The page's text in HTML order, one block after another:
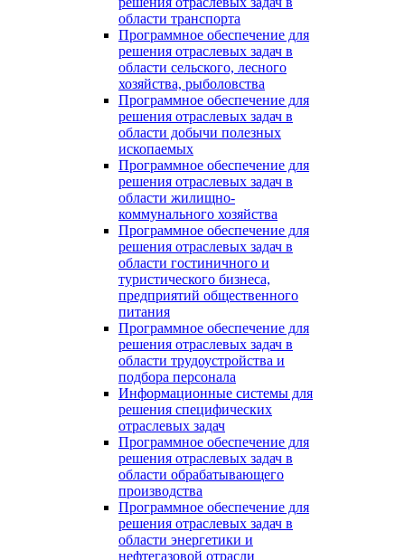
области транспорта
Программное обеспечение для
решения отраслевых задач в
области сельского, лесного
хозяйства, рыболовства
Программное обеспечение для
решения отраслевых задач в
области добычи полезных
ископаемых
Программное обеспечение для
решения отраслевых задач в
области жилищно-
коммунального хозяйства
Программное обеспечение для
решения отраслевых задач в
области гостиничного и
туристического бизнеса,
предприятий общественного
питания
Программное обеспечение для
решения отраслевых задач в
области трудоустройства и
подбора персонала
Информационные системы для
решения специфических
отраслевых задач
Программное обеспечение для
решения отраслевых задач в
области обрабатывающего
производства
Программное обеспечение для
решения отраслевых задач в
области энергетики и
нефтегазовой отрасли